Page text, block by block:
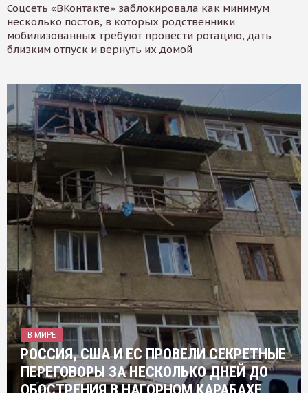
Соцсеть «ВКонтакте» заблокировала как минимум
несколько постов, в которых родственники
мобилизованных требуют провести ротацию, дать
близким отпуск и вернуть их домой
В МИРЕ
РОССИЯ, США И ЕС ПРОВЕЛИ СЕКРЕТНЫЕ
ПЕРЕГОВОРЫ ЗА НЕСКОЛЬКО ДНЕЙ ДО